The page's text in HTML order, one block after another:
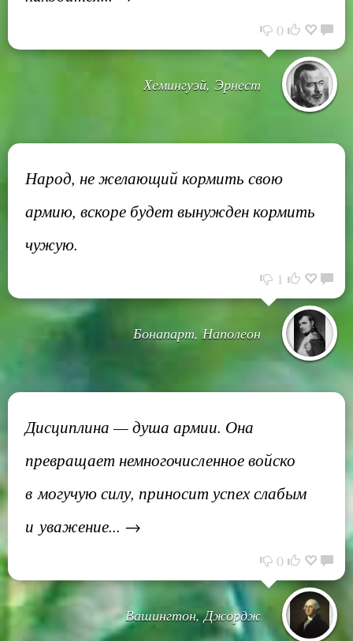
0
Хемингуэй, Эрнест
Народ, не желающий кормить свою
армию, вскоре будет вынужден кормить
чужую.
1
Бонапарт, Наполеон
Дисциплина — душа армии. Она
превращает немногочисленное войско
в могучую силу, приносит успех слабым
и уважение... →
0
Вашингтон, Джордж